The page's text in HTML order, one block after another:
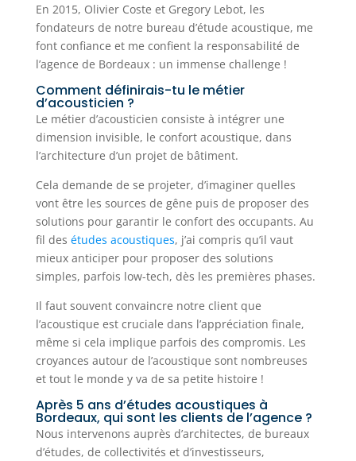
En 2015, Olivier Coste et Gregory Lebot, les
fondateurs de notre bureau d’étude acoustique, me
font confiance et me confient la responsabilité de
l’agence de Bordeaux : un immense challenge !
Comment définirais-tu le métier
d’acousticien ?
Le métier d’acousticien consiste à intégrer une
dimension invisible, le confort acoustique, dans
l’architecture d’un projet de bâtiment.
Cela demande de se projeter, d’imaginer quelles
vont être les sources de gêne puis de proposer des
solutions pour garantir le confort des occupants. Au
fil des études acoustiques, j’ai compris qu’il vaut
mieux anticiper pour proposer des solutions
simples, parfois low-tech, dès les premières phases.
Il faut souvent convaincre notre client que
l’acoustique est cruciale dans l’appréciation finale,
même si cela implique parfois des compromis. Les
croyances autour de l’acoustique sont nombreuses
et tout le monde y va de sa petite histoire !
Après 5 ans d’études acoustiques à
Bordeaux, qui sont les clients de l’agence ?
Nous intervenons auprès d’architectes, de bureaux
d’études, de collectivités et d’investisseurs,